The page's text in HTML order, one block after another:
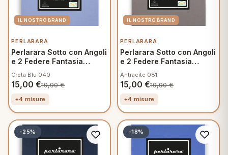
PERLARARA
Perlarara Sotto con Angoli
e 2 Federe Fantasia
Creta Blu 040
15,00 €19,90€
+4 misure
PERLARARA
Perlarara Sotto con Angoli
e 2 Federe Fantasia
Antracite 081
15,00 €19,90€
+4 misure
-25% -18%